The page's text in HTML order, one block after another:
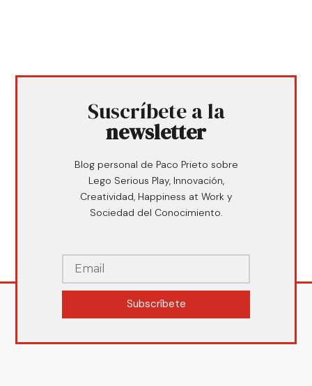
Suscríbete a la
newsletter
Blog personal de Paco Prieto sobre
Lego Serious Play, Innovación,
Creatividad, Happiness at Work y
Sociedad del Conocimiento.
Subscríbete